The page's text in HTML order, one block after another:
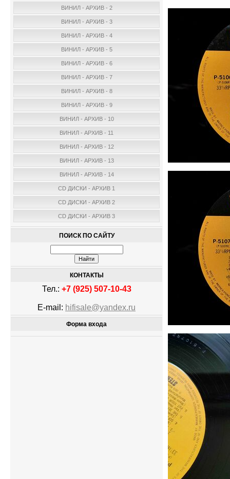
ВИНИЛ - АРХИВ - 2
ВИНИЛ - АРХИВ - 3
ВИНИЛ - АРХИВ - 4
ВИНИЛ - АРХИВ - 5
ВИНИЛ - АРХИВ - 6
ВИНИЛ - АРХИВ - 7
ВИНИЛ - АРХИВ - 8
ВИНИЛ - АРХИВ - 9
ВИНИЛ - АРХИВ - 10
ВИНИЛ - АРХИВ - 11
ВИНИЛ - АРХИВ - 12
ВИНИЛ - АРХИВ - 13
ВИНИЛ - АРХИВ - 14
CD ДИСКИ - АРХИВ 1
CD ДИСКИ - АРХИВ 2
CD ДИСКИ - АРХИВ 3
ПОИСК ПО САЙТУ
КОНТАКТЫ
Тел.: +7 (925) 507-10-43
E-mail: hifisale@yandex.ru
Форма входа